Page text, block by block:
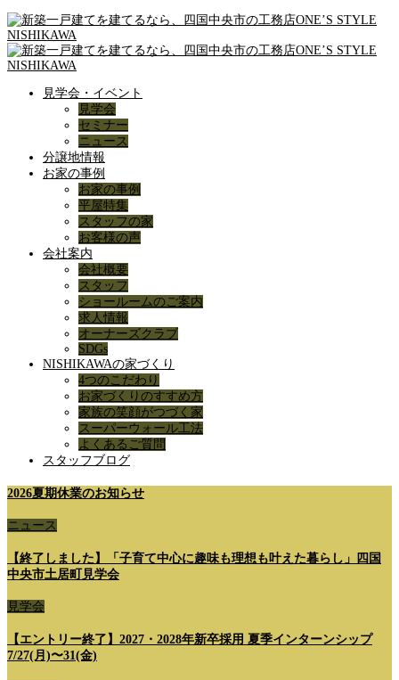
見学会・イベント
見学会
セミナー
ニュース
分譲地情報
お家の事例
お家の事例
平屋特集
スタッフの家
お客様の声
会社案内
会社概要
スタッフ
ショールームのご案内
求人情報
オーナーズクラブ
SDGs
NISHIKAWAの家づくり
4つのこだわり
お家づくりのすすめ方
家族の笑顔がつづく家
スーパーウォール工法
よくあるご質問
スタッフブログ
2026夏期休業のお知らせ
ニュース
【終了しました】「子育て中心に趣味も理想も叶えた暮らし」四国
中央市土居町見学会
見学会
【エントリー終了】2027・2028年新卒採用 夏季インターンシップ
7/27(月)〜31(金)